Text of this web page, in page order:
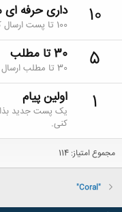
10 داری حرفه
100 تا پست ارسال کردی. بیشتر از یه روز طول کشید، نه؟
5 30 تا مطلب
30 تا مطلب ارسال کردی. حتما به درد بخور بوده که 5 امتیاز گرفتی.
1 اولین پیام
یک پست جدید بذار
کنی.
مجموع امتیاز: 114
"Coral"